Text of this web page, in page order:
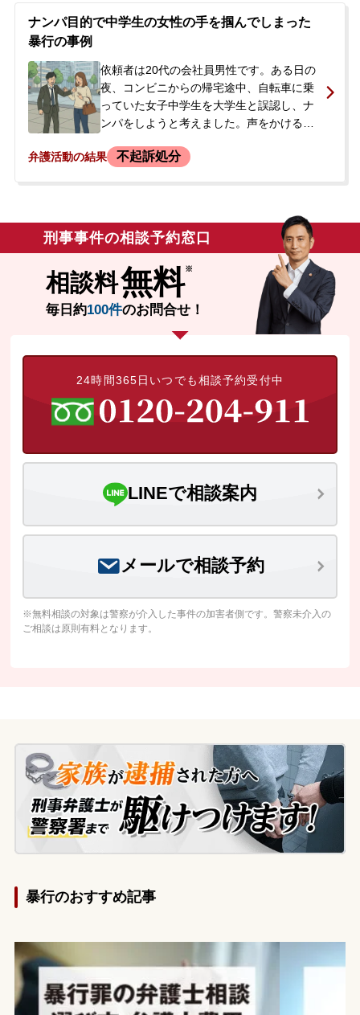
定の連絡を受け、今後の対応について相談
したいと、当事務所の弁護士に相談されま
変驚き、どうすればよいかわからない状況
でした。
ナンパ目的で中学生の女性の手を掴んでしまった
暴行の事例
依頼者は20代の会社員男性です。ある日の
夜、コンビニからの帰宅途中、自転車に乗
っていた女子中学生を大学生と誤認し、ナ
ンパをしようと考えました。声をかける勇
が自宅の玄関に入ろうとしたため、焦って
によって警察に通報され、逮捕されまし
た。逮捕の連絡を受けた依頼者の母親が、
状況がわからず不安に思い、当事務所に初
回接見を依頼されました。
弁護活動の結果 不起訴処分
刑事事件の相談予約窓口
相談料無料
毎日約100件のお問合せ！
24時間365日いつでも相談予約受付中
LINEで相談案内
メールで相談予約
※無料相談の対象は警察が介入した事件の加害者側です。警察未介入の
ご相談は原則有料となります。
暴行のおすすめ記事